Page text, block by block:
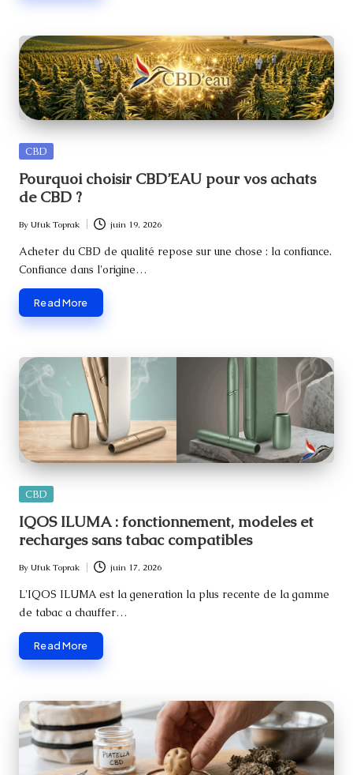
Posted
CBD
Pourquoi choisir CBD’EAU pour vos achats
de CBD ?
Posted
by
By Ufuk Toprak juin 19, 2026
Acheter du CBD de qualité repose sur une chose : la confiance.
Confiance dans l'origine…
Read More
Posted
CBD
IQOS ILUMA : fonctionnement, modeles et
recharges sans tabac compatibles
Posted
by
By Ufuk Toprak juin 17, 2026
L'IQOS ILUMA est la generation la plus recente de la gamme
de tabac a chauffer…
Read More